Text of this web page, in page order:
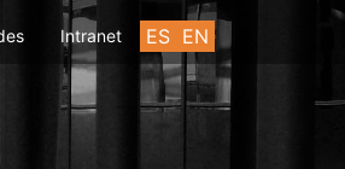
ES EN
Intranet